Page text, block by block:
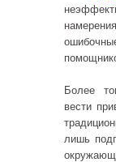
Более
вести
лишь